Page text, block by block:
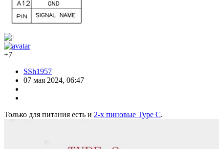
+7
SSh1957
07 мая 2024, 06:47
Только для питания есть и 2-х пиновые Type C.